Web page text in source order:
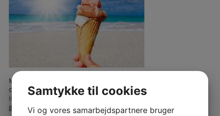
Mandag d. 27. juli står der is og hygge på programmet som en
del af vores sommeraktiviteter. Vi tager en tur til det lokale
ishus, hvor der bliver mulighed for at nyde en lækker is og det
gode sommervejr sammen.
Samtykke til cookies
Vi og vores samarbejdspartnere bruger